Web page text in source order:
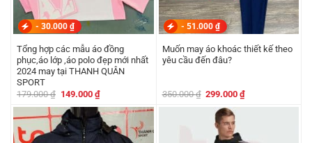
- 30.000 ₫
Tổng hợp các mẫu áo đồng
phục,áo lớp ,áo polo đẹp mới nhất
2024 may tại THANH QUÂN
SPORT
179.000₫ Giá
là:
179.000 ₫.
149.000 ₫Giá
hiện
tại
là:
149.000 ₫.
- 51.000 ₫
Muốn may áo khoác thiết kế theo
yêu cầu đến đâu?
350.000₫ Giá
là:
350.000 ₫.
299.000₫Giá